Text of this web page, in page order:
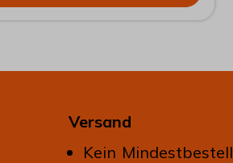
Versand
Kein